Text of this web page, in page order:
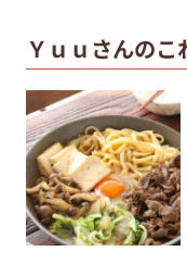
Ｙｕｕさんの